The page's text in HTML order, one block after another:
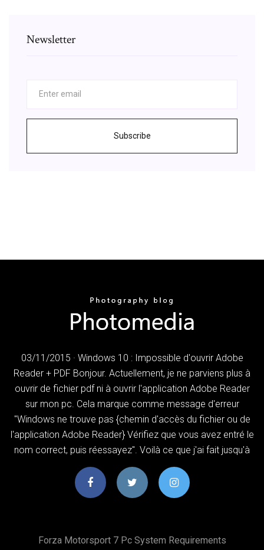
Newsletter
Subscribe
03/11/2015 · Windows 10 : Impossible d'ouvrir Adobe
Reader + PDF Bonjour. Actuellement, je ne parviens plus à
ouvrir de fichier pdf ni à ouvrir l'application Adobe Reader
sur mon pc. Cela marque comme message d'erreur
"Windows ne trouve pas {chemin d'accès du fichier ou de
l'application Adobe Reader} Vérifiez que vous avez entré le
nom correct, puis réessayez". Voilà ce que j'ai fait jusqu'à
Forza Motorsport 7 Pc System Requirements